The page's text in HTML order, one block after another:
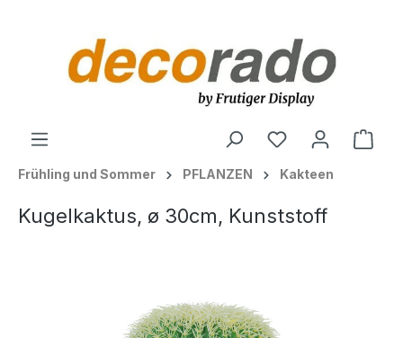
Frühling und Sommer PFLANZEN Kakteen
Kugelkaktus, ø 30cm, Kunststoff